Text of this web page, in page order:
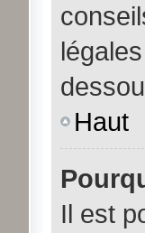
Haut
Il est